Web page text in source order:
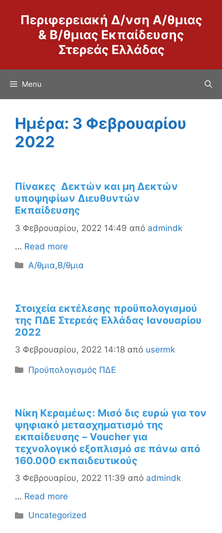
περιεχόμενο
Περιφερειακή Δ/νση Α/θμιας
& Β/θμιας Εκπαίδευσης
Στερεάς Ελλάδας
Menu
Ημέρα: 3 Φεβρουαρίου
2022
Πίνακες Δεκτών και μη Δεκτών
υποψηφίων Διευθυντών
Εκπαίδευσης
3 Φεβρουαρίου, 2022 14:49 από admindk
… Read more
Κατηγορίες
Α/θμια,Β/θμια
Στοιχεία εκτέλεσης προϋπολογισμού
της ΠΔΕ Στερεάς Ελλάδας Ιανουαρίου
2022
3 Φεβρουαρίου, 2022 14:18 από usermk
Κατηγορίες
Προϋπολογισμός ΠΔΕ
Νίκη Κεραμέως: Μισό δις ευρώ για τον
ψηφιακό μετασχηματισμό της
εκπαίδευσης – Voucher για
τεχνολογικό εξοπλισμό σε πάνω από
160.000 εκπαιδευτικούς
3 Φεβρουαρίου, 2022 11:39 από admindk
… Read more
Κατηγορίες
Uncategorized